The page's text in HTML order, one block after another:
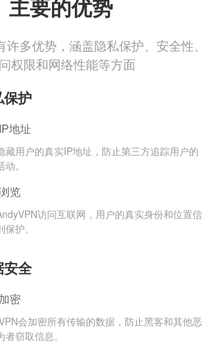
主要的优势
多优势，涵盖隐私保护、安全性、
权限和网络性能等方面
保护
地址
藏用户的真实IP地址，防止第三方追踪用户的
。
览
访问互联网，用户的真实身份和位置信
护。
安全
密
会加密所有传输的数据，防止黑客和其他恶
者窃取信息。